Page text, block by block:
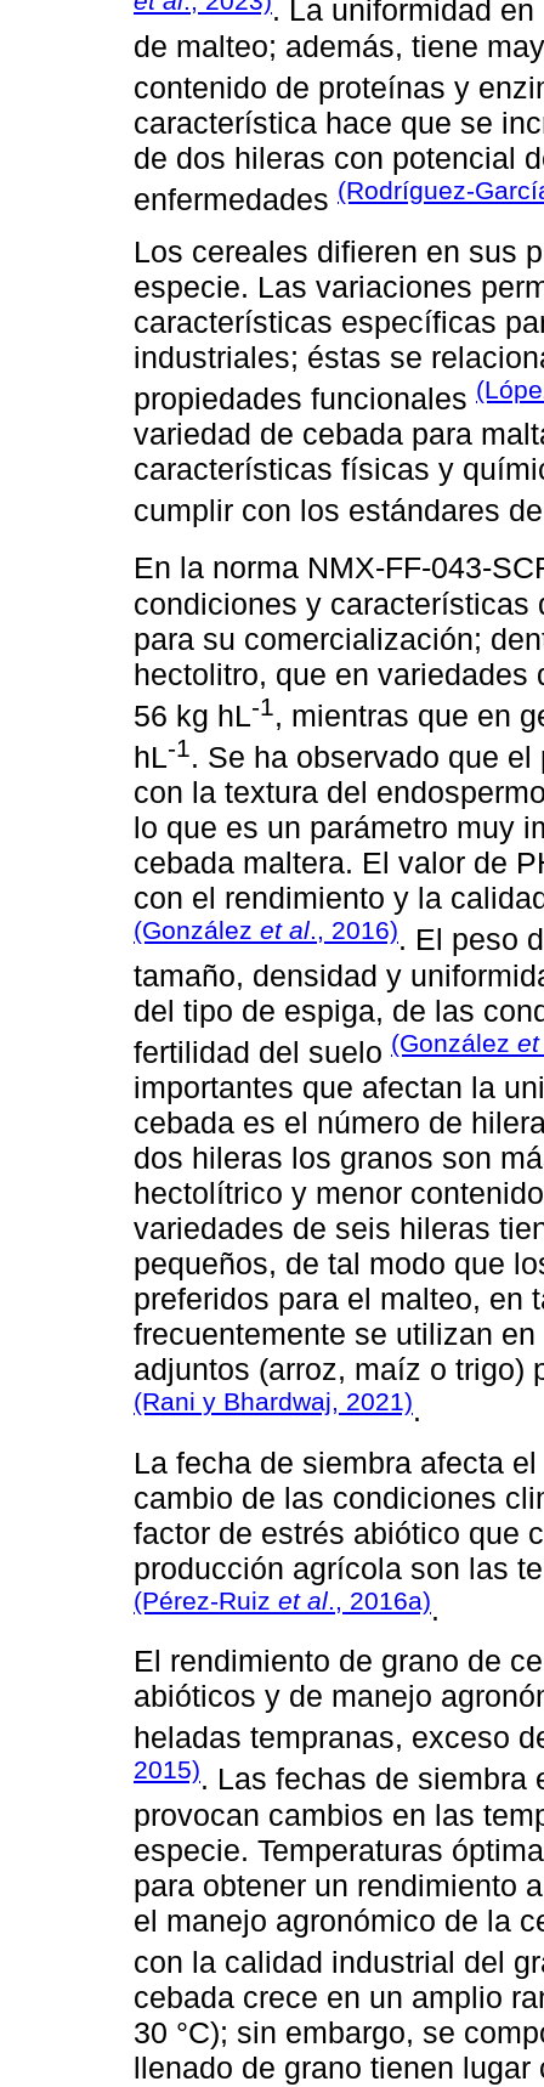
. La uniformidad
de malteo; además, tiene
contenido de proteínas y
característica hace que se
de dos hileras con potencial
enfermedades (Rodríguez-
Los cereales difieren en sus
especie. Las variaciones
características específicas
industriales; éstas se
propiedades funcionales
variedad de cebada para
características físicas y
cumplir con los estándares
En la norma NMX-FF-043-
condiciones y características
para su comercialización;
hectolitro, que en
56 kg hL-1, mientras que en
hL-1. Se ha observado que
con la textura del
lo que es un parámetro muy
cebada maltera. El valor de
con el rendimiento y la
(González et al., 2016). El peso
tamaño, densidad y
del tipo de espiga, de las
fertilidad del suelo (González
importantes que afectan la
cebada es el número de
dos hileras los granos son
hectolítrico y menor
variedades de seis hileras
pequeños, de tal modo que
preferidos para el malteo, en
frecuentemente se utilizan
adjuntos (arroz, maíz o trigo)
(Rani y Bhardwaj, 2021).
La fecha de siembra afecta
cambio de las condiciones
factor de estrés abiótico que
producción agrícola son las
(Pérez-Ruiz et al ., 2016a).
El rendimiento de grano de
abióticos y de manejo
heladas tempranas, exceso
2015). Las fechas de siembra
provocan cambios en las
especie. Temperaturas
para obtener un rendimiento
el manejo agronómico de la
con la calidad industrial del
cebada crece en un amplio
30 °C); sin embargo, se
llenado de grano tienen